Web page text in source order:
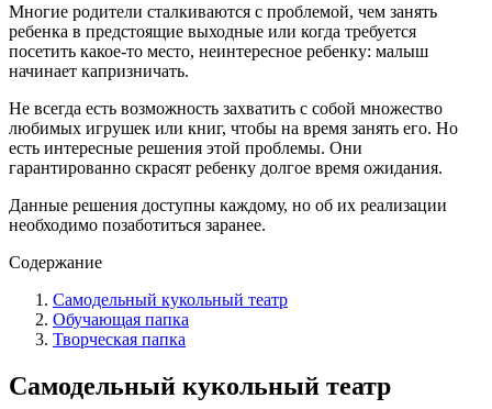
Многие родители сталкиваются с проблемой, чем занять
ребенка в предстоящие выходные или когда требуется
посетить какое-то место, неинтересное ребенку: малыш
начинает капризничать.
Не всегда есть возможность захватить с собой множество
любимых игрушек или книг, чтобы на время занять его. Но
есть интересные решения этой проблемы. Они
гарантированно скрасят ребенку долгое время ожидания.
Данные решения доступны каждому, но об их реализации
необходимо позаботиться заранее.
Содержание
Самодельный кукольный театр
Обучающая папка
Творческая папка
Самодельный кукольный театр